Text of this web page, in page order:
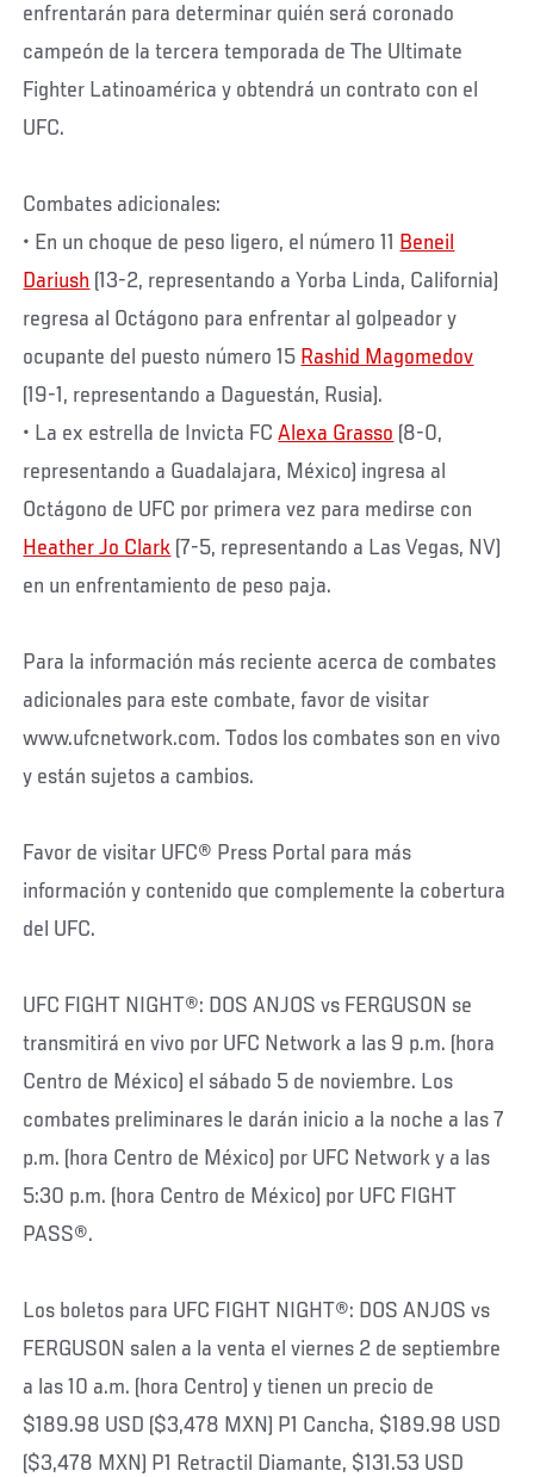
enfrentarán para determinar quién será coronado
campeón de la tercera temporada de The Ultimate
Fighter Latinoamérica y obtendrá un contrato con el
UFC.
Combates adicionales:
• En un choque de peso ligero, el número 11 Beneil
Dariush (13-2, representando a Yorba Linda, California)
regresa al Octágono para enfrentar al golpeador y
ocupante del puesto número 15 Rashid Magomedov
(19-1, representando a Daguestán, Rusia).
• La ex estrella de Invicta FCAlexa Grasso (8-0,
representando a Guadalajara, México) ingresa al
Octágono de UFC por primera vez para medirse con
Heather Jo Clark (7-5, representando a Las Vegas, NV)
en un enfrentamiento de peso paja.
Para la información más reciente acerca de combates
adicionales para este combate, favor de visitar
www.ufcnetwork.com. Todos los combates son en vivo
y están sujetos a cambios.
Favor de visitar UFC® Press Portal para más
información y contenido que complemente la cobertura
del UFC.
UFC FIGHT NIGHT®: DOS ANJOS vs FERGUSON se
transmitirá en vivo por UFC Network a las 9 p.m. (hora
Centro de México) el sábado 5 de noviembre. Los
combates preliminares le darán inicio a la noche a las 7
p.m. (hora Centro de México) por UFC Network y a las
5:30 p.m. (hora Centro de México) por UFC FIGHT
PASS®.
Los boletos para UFC FIGHT NIGHT®: DOS ANJOS vs
FERGUSON salen a la venta el viernes 2 de septiembre
a las 10 a.m. (hora Centro) y tienen un precio de
$189.98 USD ($3,478 MXN) P1 Cancha, $189.98 USD
($3,478 MXN) P1 Retractil Diamante, $131.53 USD